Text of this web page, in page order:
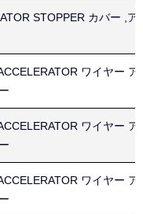
STOPPER カバー ,ア
ワイヤー
ワイヤー
ワイヤー